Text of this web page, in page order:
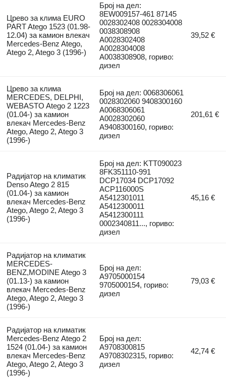
Црево за клима EURO
PART Atego 1523 (01.98-
12.04) за камион влекач
Mercedes-Benz Atego,
Atego 2, Atego 3 (1996-)
Број на дел:
8EW009157-461 87145
0028302408 0028304008
0038308908
A0028302408
A0028304008
A0038308908, гориво:
дизел
39,52 €
Црево за клима
MERCEDES, DELPHI,
WEBASTO Atego 2 1223
(01.04-) за камион
влекач Mercedes-Benz
Atego, Atego 2, Atego 3
(1996-)
Број на дел: 0068306061
0028302060 9408300160
A0068306061
A0028302060
A9408300160, гориво:
дизел
201,61 €
Радијатор на климатик
Denso Atego 2 815
(01.04-) за камион
влекач Mercedes-Benz
Atego, Atego 2, Atego 3
(1996-)
Број на дел: KTT090023
8FK351110-991
DCP17034 DCP17092
ACP116000S
A5412301011
A5412300011
A5412300111
0002340811..., гориво:
дизел
45,16 €
Радијатор на климатик
MERCEDES-
BENZ,MODINE Atego 3
(01.13-) за камион
влекач Mercedes-Benz
Atego, Atego 2, Atego 3
(1996-)
Број на дел:
A9705000154
9705000154, гориво:
дизел
79,03 €
Радијатор на климатик
Mercedes-Benz Atego 2
1524 (01.04-) за камион
влекач Mercedes-Benz
Atego, Atego 2, Atego 3
(1996-)
Број на дел:
A9708300815
A9708302315, гориво:
дизел
42,74 €